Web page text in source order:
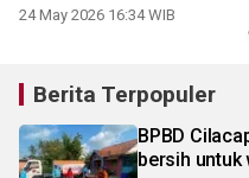
24 May 2026 16:34 WIB
Berita Terpopuler
BPBD
bersih untuk